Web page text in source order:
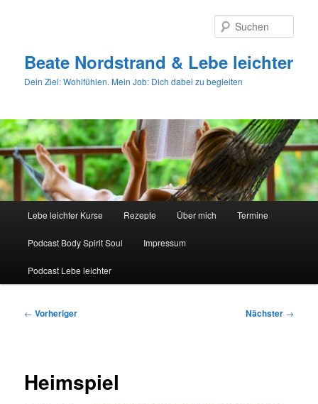
Beate Nordstrand & Lebe leichter
Dein Ziel: Wohlfühlen. Mein Job: Dich dabei zu begleiten
Lebe leichter Kurse Rezepte Über mich Termine
Podcast Body Spirit Soul Impressum
Podcast Lebe leichter
Beitragsnavigation
← Vorheriger Nächster →
Heimspiel